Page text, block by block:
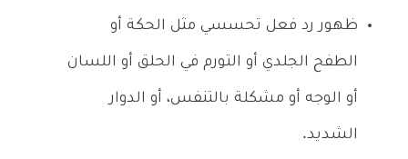
ظهور رد فعل تحسسي مثل الحكة أو
الطفح الجلدي أو التورم في الحلق أو اللسان
أو الوجه أو مشكلة بالتنفس، أو الدوار
الشديد.